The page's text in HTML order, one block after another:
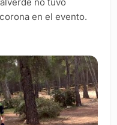
en el evento.